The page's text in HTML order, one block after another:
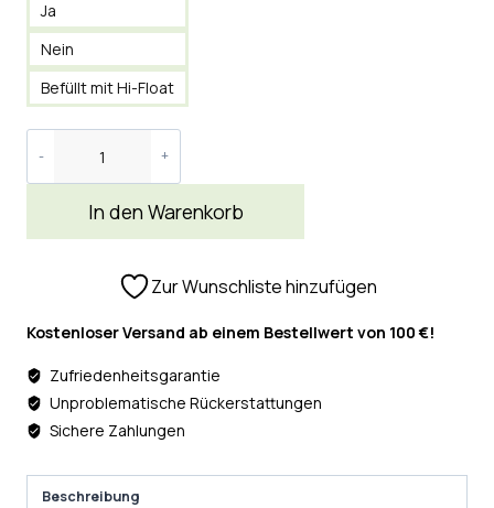
Ja
Nein
Befüllt mit Hi-Float
In den Warenkorb
Zur Wunschliste hinzufügen
Kostenloser Versand ab einem Bestellwert von 100 €!
Zufriedenheitsgarantie
Unproblematische Rückerstattungen
Sichere Zahlungen
Beschreibung